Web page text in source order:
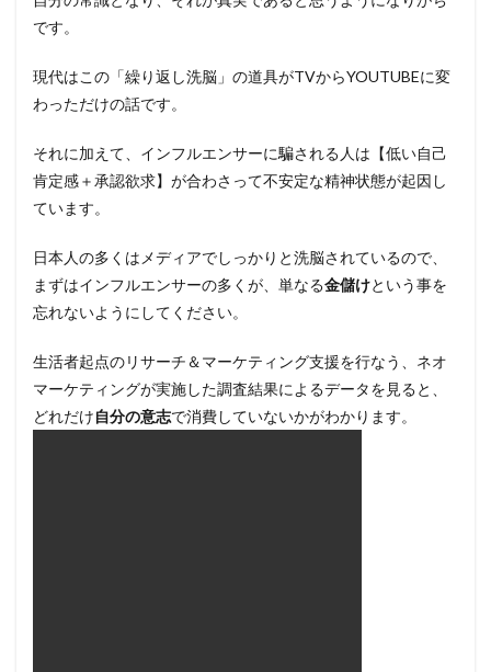
です。
現代はこの「繰り返し洗脳」の道具がTVからYOUTUBEに変
わっただけの話です。
それに加えて、インフルエンサーに騙される人は【低い自己
肯定感＋承認欲求】が合わさって不安定な精神状態が起因し
ています。
日本人の多くはメディアでしっかりと洗脳されているので、
まずはインフルエンサーの多くが、単なる金儲けという事を
忘れないようにしてください。
生活者起点のリサーチ＆マーケティング支援を行なう、ネオ
マーケティングが実施した調査結果によるデータを見ると、
どれだけ自分の意志で消費していないかがわかります。